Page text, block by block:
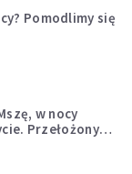
Pomodlimy się
w nocy
Przełożony